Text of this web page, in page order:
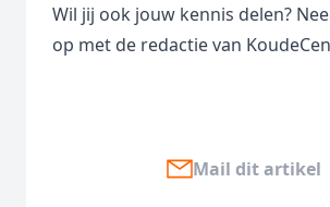
Wil jij ook jouw kennis delen?
op met de redactie van
Mail dit artikel